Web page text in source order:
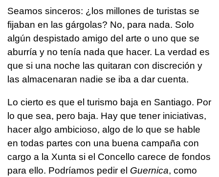
Seamos sinceros: ¿los millones de turistas se
fijaban en las gárgolas? No, para nada. Solo
algún despistado amigo del arte o uno que se
aburría y no tenía nada que hacer. La verdad es
que si una noche las quitaran con discreción y
las almacenaran nadie se iba a dar cuenta.
Lo cierto es que el turismo baja en Santiago. Por
lo que sea, pero baja. Hay que tener iniciativas,
hacer algo ambicioso, algo de lo que se hable
en todas partes con una buena campaña con
cargo a la Xunta si el Concello carece de fondos
para ello. Podríamos pedir el Guernica, como